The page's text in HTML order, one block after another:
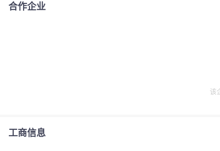
合作企业
该
工商信息